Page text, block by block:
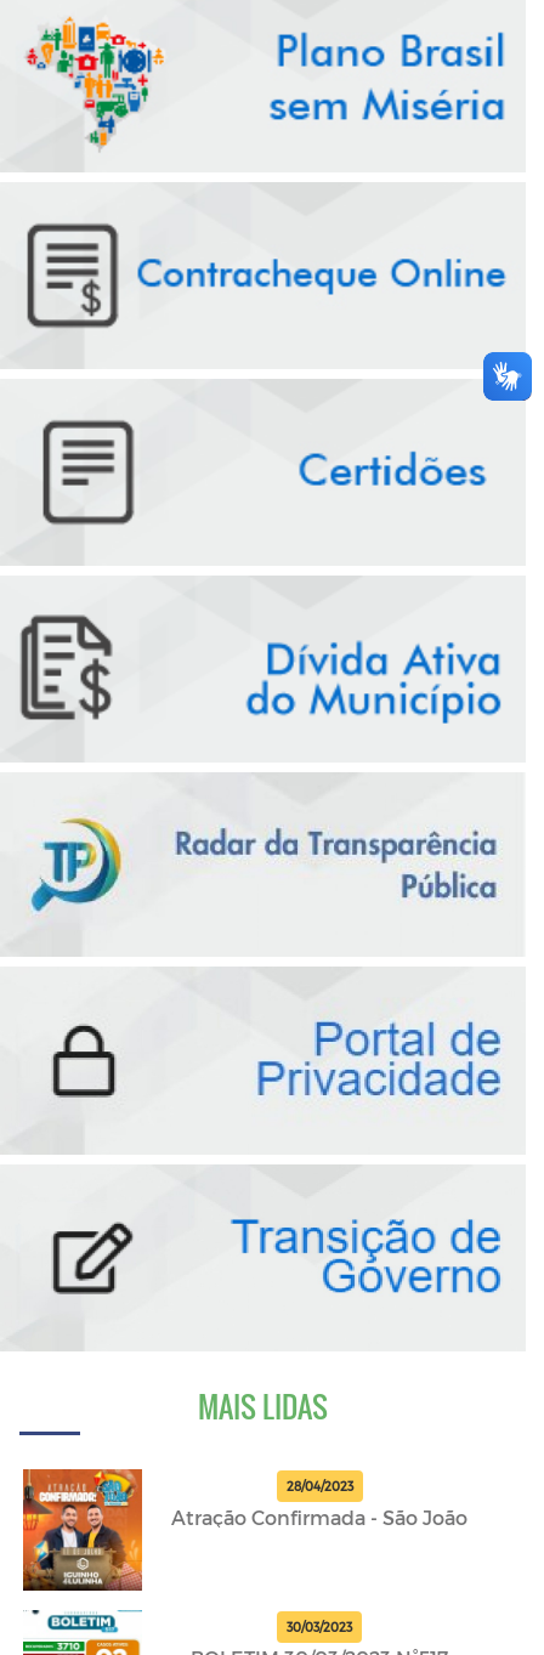
MAIS LIDAS
28/04/2023
Atração Confirmada - São João
30/03/2023